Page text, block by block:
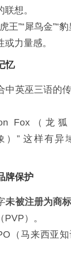
想。
王”“犀鸟金”“
力量感。
忆
中英巫三语的
Fox（龙
）” 这样有异
牌保护
未被注册为商标
）。
（马来西亚